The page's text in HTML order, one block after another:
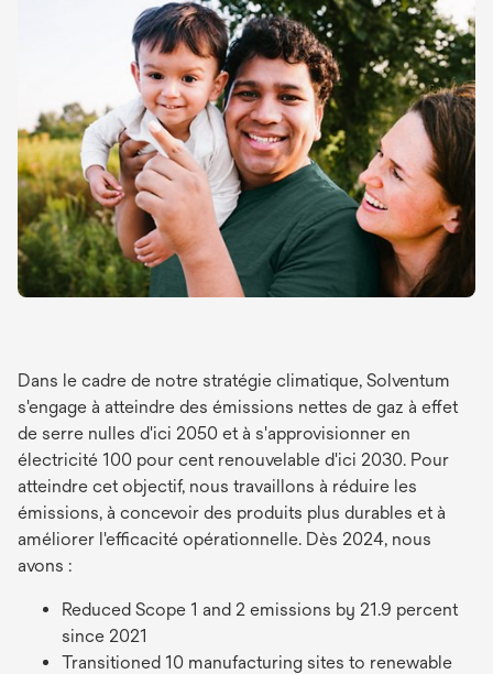
Dans le cadre de notre stratégie climatique, Solventum
s'engage à atteindre des émissions nettes de gaz à effet
de serre nulles d'ici 2050 et à s'approvisionner en
électricité 100 pour cent renouvelable d'ici 2030. Pour
atteindre cet objectif, nous travaillons à réduire les
émissions, à concevoir des produits plus durables et à
améliorer l'efficacité opérationnelle. Dès 2024, nous
avons :
Reduced Scope 1 and 2 emissions by 21.9 percent
since 2021
Transitioned 10 manufacturing sites to renewable